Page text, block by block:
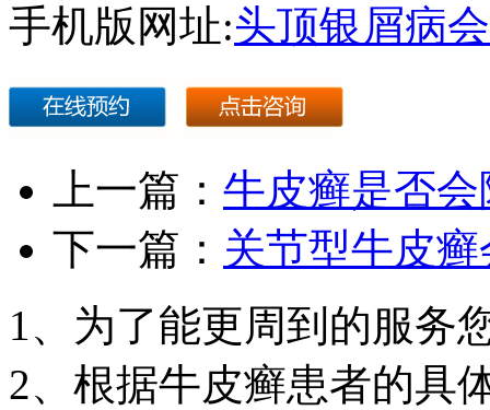
手机版网址:头顶银屑病
上一篇： 牛皮癣是否
下一篇： 关节型牛皮
1、为了能更周到的服务
2、根据牛皮癣患者的具